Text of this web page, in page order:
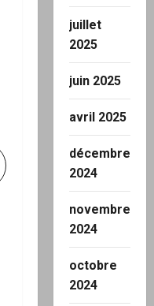
juillet
2025
juin 2025
avril 2025
décembre
2024
novembre
2024
octobre
2024